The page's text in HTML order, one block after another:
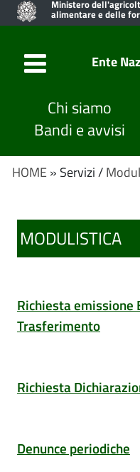
Ministero
alimentare e delle
Ente
Chi siamo
Bandi e avvisi
HOME » Servizi /
MODULISTICA
Richiesta emissione
Trasferimento
Richiesta
Denunce periodiche